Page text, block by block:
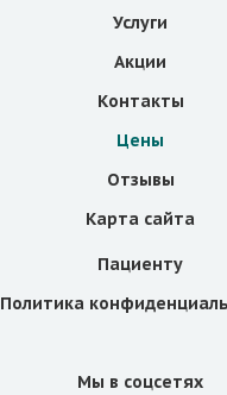
Услуги
Акции
Контакты
Цены
Отзывы
Карта сайта
Пациенту
Политика
Мы в соцсетях